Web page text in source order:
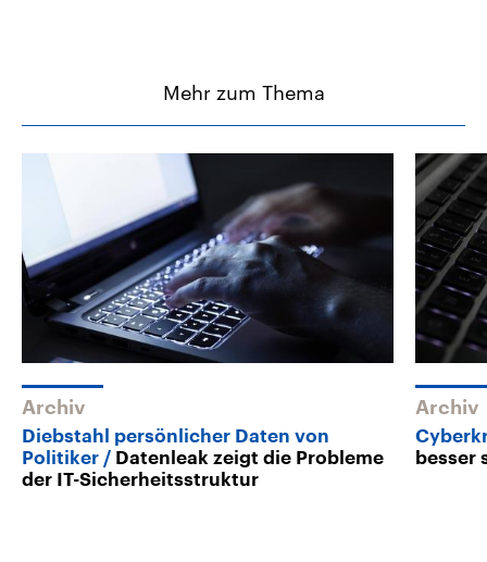
Mehr zum Thema
Archiv
Diebstahl persönlicher Daten von
Politiker
Datenleak zeigt die Probleme
der IT-Sicherheitsstruktur
Archiv
besser